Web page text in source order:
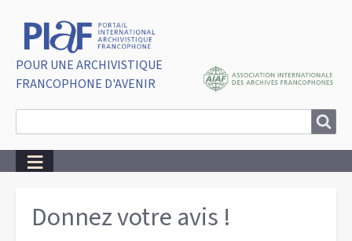
POUR UNE ARCHIVISTIQUE
FRANCOPHONE D'AVENIR
Donnez votre avis !